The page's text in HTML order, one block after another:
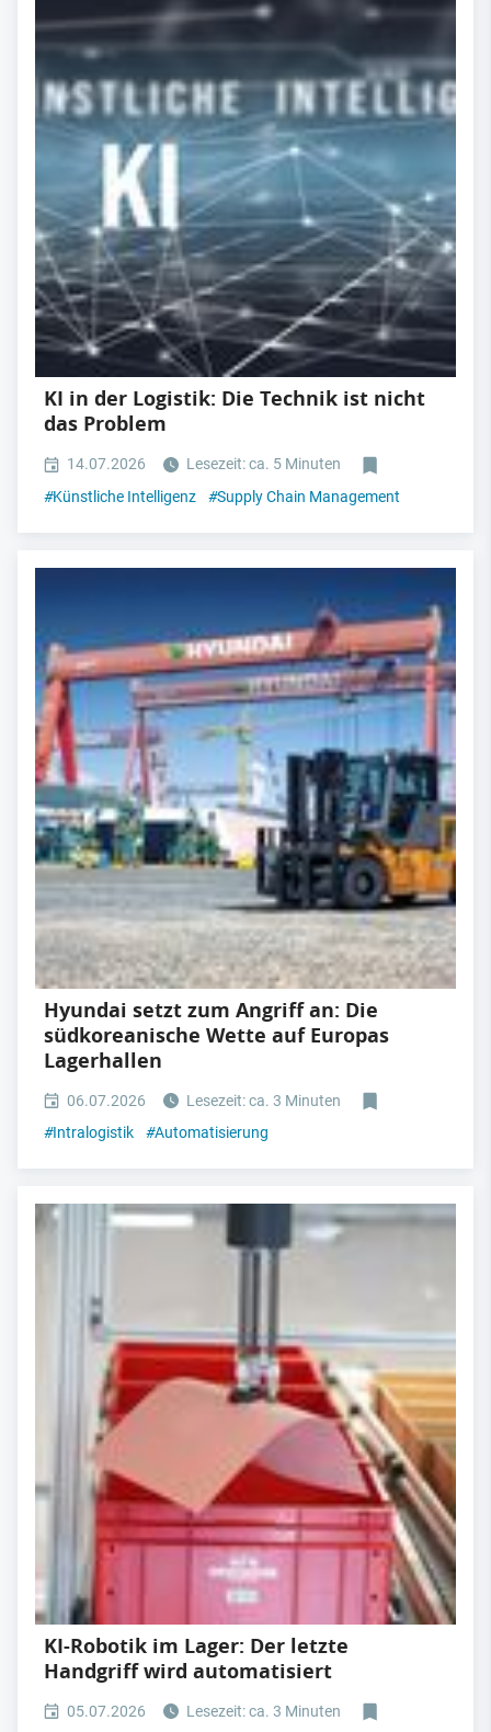
KI in der Logistik: Die Technik ist nicht
das Problem
14.07.2026
Lesezeit: ca. 5 Minuten
#Künstliche Intelligenz #Supply Chain Management
Hyundai setzt zum Angriff an: Die
südkoreanische Wette auf Europas
Lagerhallen
06.07.2026
Lesezeit: ca. 3 Minuten
#Intralogistik #Automatisierung
KI-Robotik im Lager: Der letzte
Handgriff wird automatisiert
05.07.2026
Lesezeit: ca. 3 Minuten